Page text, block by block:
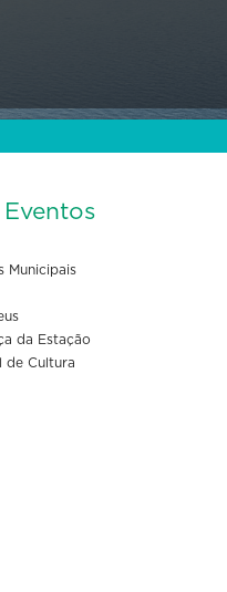
Municipais
da Estação
de Cultura